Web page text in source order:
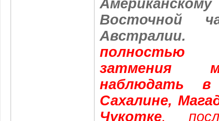
Восточной
затмения
наблюдать
Сахалине,
Чукотке,